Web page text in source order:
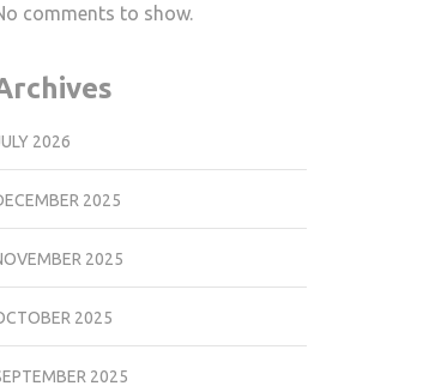
comments to show.
2026
2025
2025
2025
2025